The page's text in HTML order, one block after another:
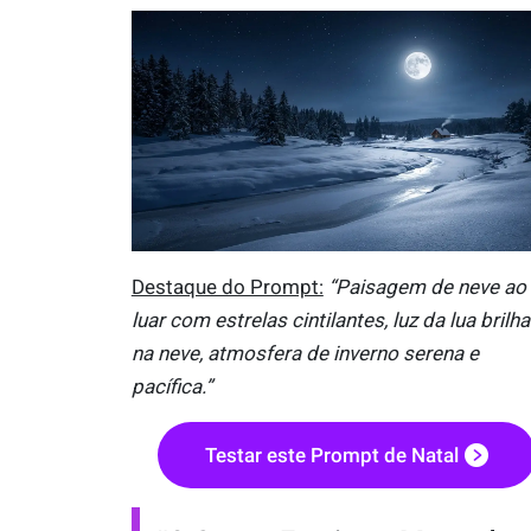
Destaque do Prompt: “Paisagem de neve ao
luar com estrelas cintilantes, luz da lua
na neve, atmosfera de inverno serena e
pacífica.”
Testar este Prompt de Natal